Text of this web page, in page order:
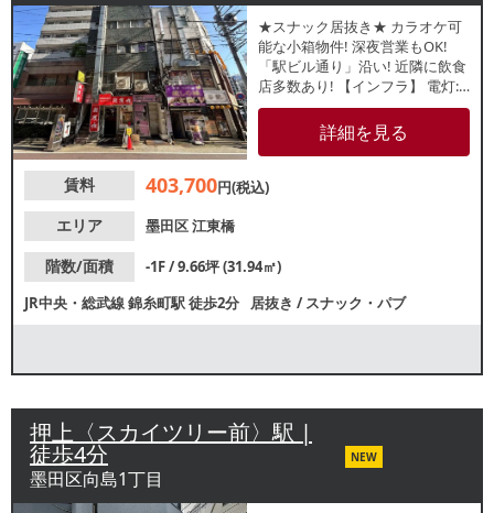
★スナック居抜き★ カラオケ可
能な小箱物件! 深夜営業もOK!
「駅ビル通り」沿い! 近隣に飲食
店多数あり! 【インフラ】 電灯:
有 動力:有 ガス:3号メータ
ー 水道 : 25mm 【厨房排気】
有/換気扇 【空調】 有 / 業務用
理由】売上不振 【営業年数】 約
無 【トイレ】 有/洋式 【引渡状
を保証するものではございませ
ん。
詳細を見る
賃料 403,700円(税込)
エリア
墨田区江東橋
階数/面積
-1F / 9.66坪 (31.94㎡)
JR中央・総武線錦糸町駅徒歩2分 居抜き /スナック・パブ
押上〈スカイツリー前〉駅 |
徒歩4分
墨田区向島1丁目
NEW